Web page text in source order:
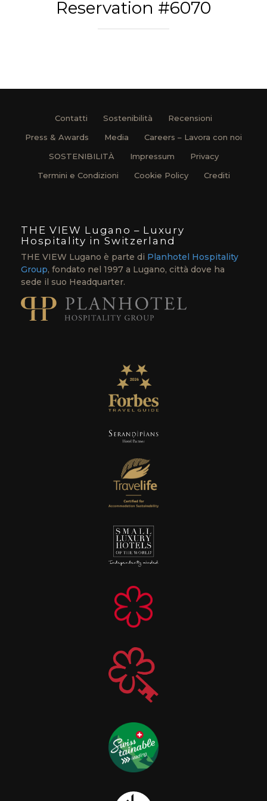
Reservation #6070
Contatti Sostenibilità
Recensioni
Press & Awards
Media
Careers – Lavora con noi
SOSTENIBILITÀ
Impressum
Privacy
Termini e Condizioni
Cookie Policy Crediti
THE VIEW Lugano – Luxury
Hospitality in Switzerland
THE VIEW Lugano è parte di Planhotel Hospitality
Group, fondato nel 1997 a Lugano, città dove ha
sede il suo Headquarter.